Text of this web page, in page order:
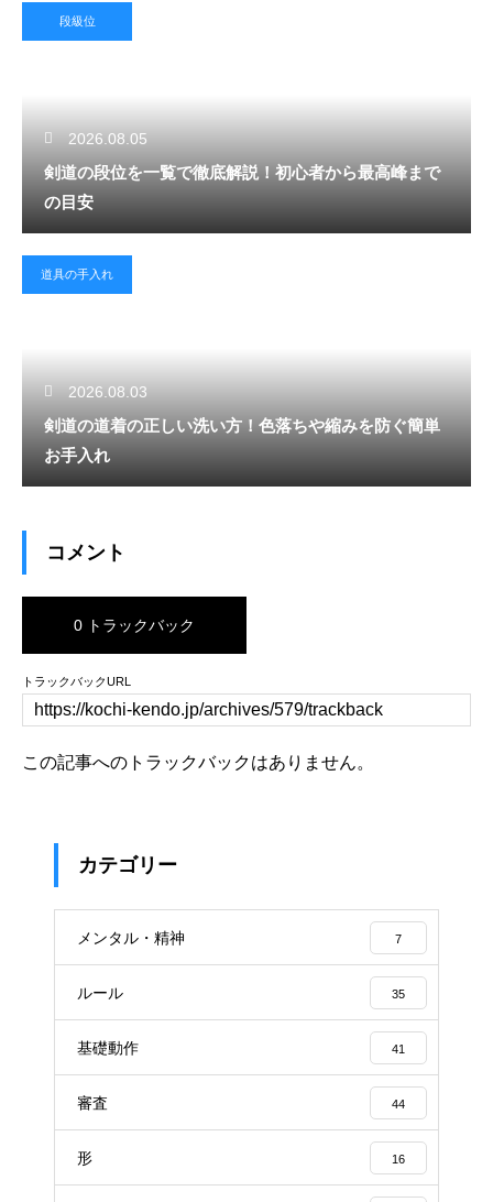
段級位
2026.08.05
剣道の段位を一覧で徹底解説！初心者から最高峰まで
の目安
道具の手入れ
2026.08.03
剣道の道着の正しい洗い方！色落ちや縮みを防ぐ簡単
お手入れ
コメント
0 トラックバック
トラックバックURL
この記事へのトラックバックはありません。
カテゴリー
メンタル・精神 7
ルール 35
基礎動作 41
審査 44
形 16